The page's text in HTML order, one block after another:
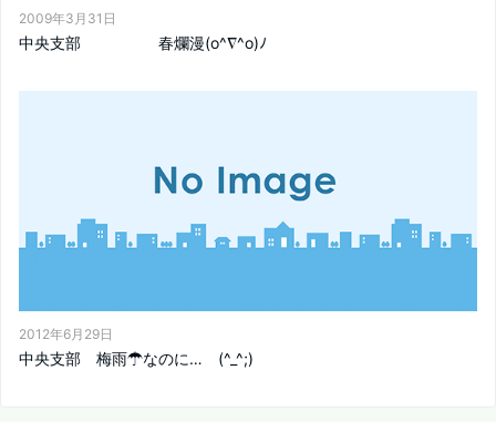
2009年3月31日
中央支部 春爛漫(o^∇^o)ﾉ
2012年6月29日
中央支部 梅雨☂なのに… (^_^;)